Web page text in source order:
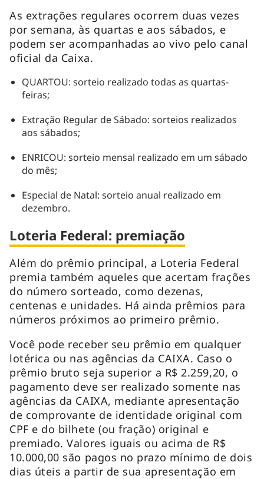
As extrações regulares ocorrem duas vezes
por semana, às quartas e aos sábados, e
podem ser acompanhadas ao vivo pelo canal
oficial da Caixa.
QUARTOU: sorteio realizado todas as quartas-
feiras;
Extração Regular de Sábado: sorteios realizados
aos sábados;
ENRICOU: sorteio mensal realizado em um sábado
do mês;
Especial de Natal: sorteio anual realizado em
dezembro.
Loteria Federal: premiação
Além do prêmio principal, a Loteria Federal
premia também aqueles que acertam frações
do número sorteado, como dezenas,
centenas e unidades. Há ainda prêmios para
números próximos ao primeiro prêmio.
Você pode receber seu prêmio em qualquer
lotérica ou nas agências da CAIXA. Caso o
prêmio bruto seja superior a R$ 2.259,20, o
pagamento deve ser realizado somente nas
agências da CAIXA, mediante apresentação
de comprovante de identidade original com
CPF e do bilhete (ou fração) original e
premiado. Valores iguais ou acima de R$
10.000,00 são pagos no prazo mínimo de dois
dias úteis a partir de sua apresentação em